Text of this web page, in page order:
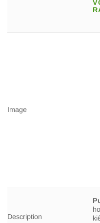
Image
Description